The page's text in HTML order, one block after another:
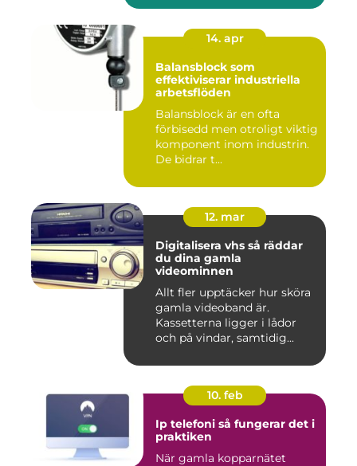
14. apr
Balansblock som
effektiviserar industriella
arbetsflöden
Balansblock är en ofta
förbisedd men otroligt viktig
komponent inom industrin.
De bidrar t...
12. mar
Digitalisera vhs så räddar
du dina gamla
videominnen
Allt fler upptäcker hur sköra
gamla videoband är.
Kassetterna ligger i lådor
och på vindar, samtidig...
10. feb
Ip telefoni så fungerar det i
praktiken
När gamla kopparnätet